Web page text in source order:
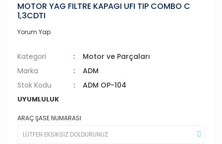
MOTOR YAG FILTRE KAPAGI UFI TIP COMBO C
1,3CDTI
Yorum Yap
Kategori
Motor ve Parçaları
Marka
ADM
Stok Kodu
ADM OP-104
UYUMLULUK
ARAÇ ŞASE NUMARASI